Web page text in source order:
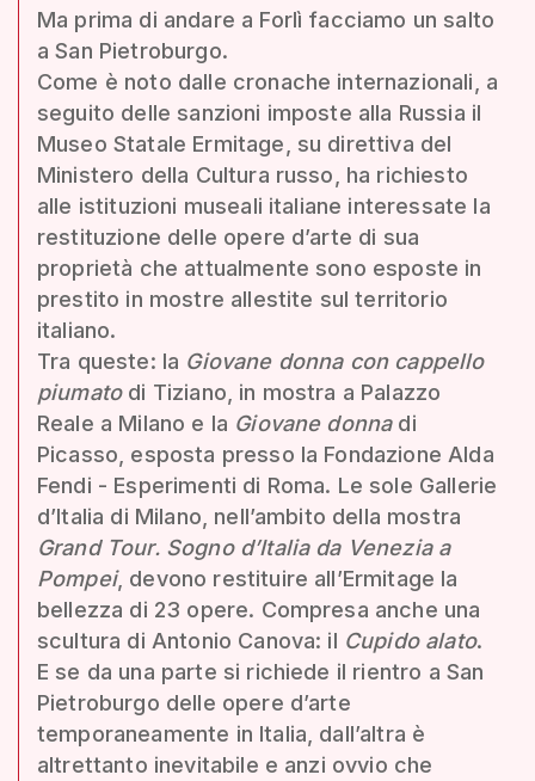
Ma prima di andare a Forlì facciamo un salto
a San Pietroburgo.
Come è noto dalle cronache internazionali, a
seguito delle sanzioni imposte alla Russia il
Museo Statale Ermitage, su direttiva del
Ministero della Cultura russo, ha richiesto
alle istituzioni museali italiane interessate la
restituzione delle opere d’arte di sua
proprietà che attualmente sono esposte in
prestito in mostre allestite sul territorio
italiano.
Tra queste: la Giovane donna con cappello
piumatodi Tiziano, in mostra a Palazzo
Reale a Milano e la Giovane donnadi
Picasso, esposta presso la Fondazione Alda
Fendi - Esperimenti di Roma. Le sole Gallerie
d’Italia di Milano, nell’ambito della mostra
Grand Tour. Sogno d’Italia da Venezia a
Pompei, devono restituire all’Ermitage la
bellezza di 23 opere. Compresa anche una
scultura di Antonio Canova: il Cupido alato.
E se da una parte si richiede il rientro a San
Pietroburgo delle opere d’arte
temporaneamente in Italia, dall’altra è
altrettanto inevitabile e anzi ovvio che